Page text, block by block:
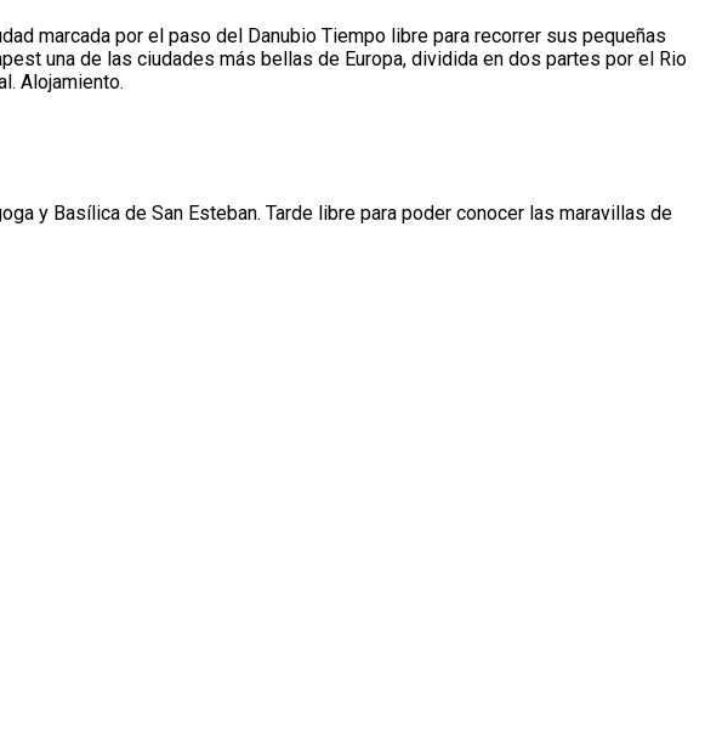
marcada por el paso del Danubio Tiempo libre para recorrer sus pequeñas
una de las ciudades más bellas de Europa, dividida en dos partes por el Rio
Alojamiento.
y Basílica de San Esteban. Tarde libre para poder conocer las maravillas de